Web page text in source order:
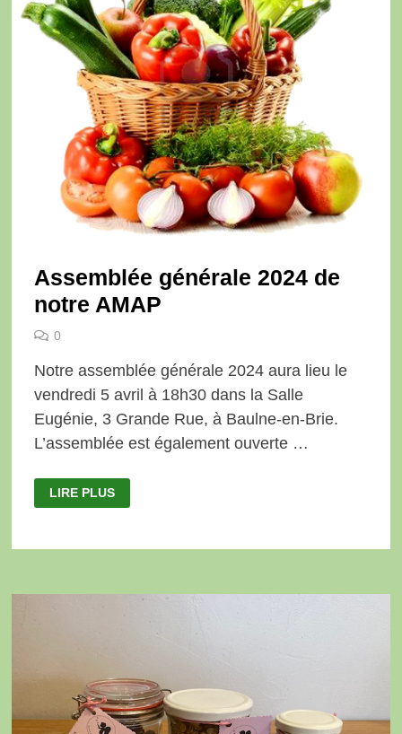
Assemblée générale 2024 de
notre AMAP
0
Notre assemblée générale 2024 aura lieu le
vendredi 5 avril à 18h30 dans la Salle
Eugénie, 3 Grande Rue, à Baulne-en-Brie.
L’assemblée est également ouverte …
ASSEMBLÉE
GÉNÉRALE 2024
DE
LIRE PLUS